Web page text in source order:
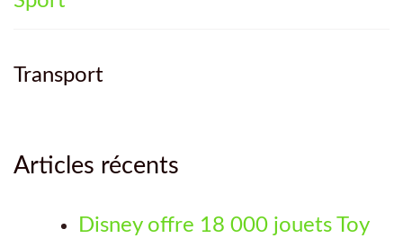
Transport
Articles récents
Disney offre 18 000 jouets Toy